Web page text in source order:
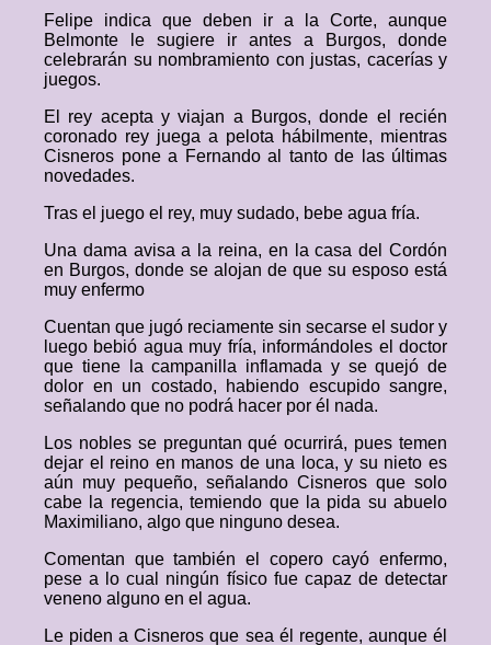
Felipe indica que deben ir a la Corte, aunque
Belmonte le sugiere ir antes a Burgos, donde
celebrarán su nombramiento con justas, cacerías y
juegos.
El rey acepta y viajan a Burgos, donde el recién
coronado rey juega a pelota hábilmente, mientras
Cisneros pone a Fernando al tanto de las últimas
novedades.
Tras el juego el rey, muy sudado, bebe agua fría.
Una dama avisa a la reina, en la casa del Cordón
en Burgos, donde se alojan de que su esposo está
muy enfermo
Cuentan que jugó reciamente sin secarse el sudor y
luego bebió agua muy fría, informándoles el doctor
que tiene la campanilla inflamada y se quejó de
dolor en un costado, habiendo escupido sangre,
señalando que no podrá hacer por él nada.
Los nobles se preguntan qué ocurrirá, pues temen
dejar el reino en manos de una loca, y su nieto es
aún muy pequeño, señalando Cisneros que solo
cabe la regencia, temiendo que la pida su abuelo
Maximiliano, algo que ninguno desea.
Comentan que también el copero cayó enfermo,
pese a lo cual ningún físico fue capaz de detectar
veneno alguno en el agua.
Le piden a Cisneros que sea él regente, aunque él